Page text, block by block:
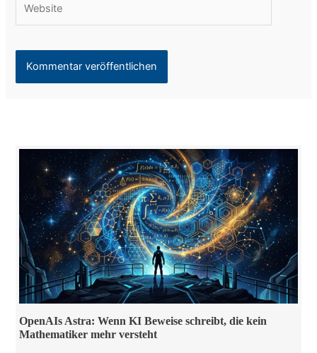
OpenAIs Astra: Wenn KI Beweise schreibt, die kein
Mathematiker mehr versteht